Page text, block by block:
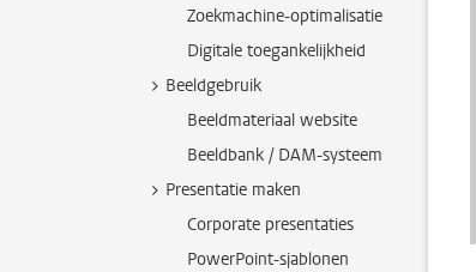
Zoekmachine-optimalisatie
Digitale toegankelijkheid
Beeldgebruik
Beeldmateriaal website
Beeldbank / DAM-systeem
Presentatie maken
Corporate presentaties
PowerPoint-sjablonen